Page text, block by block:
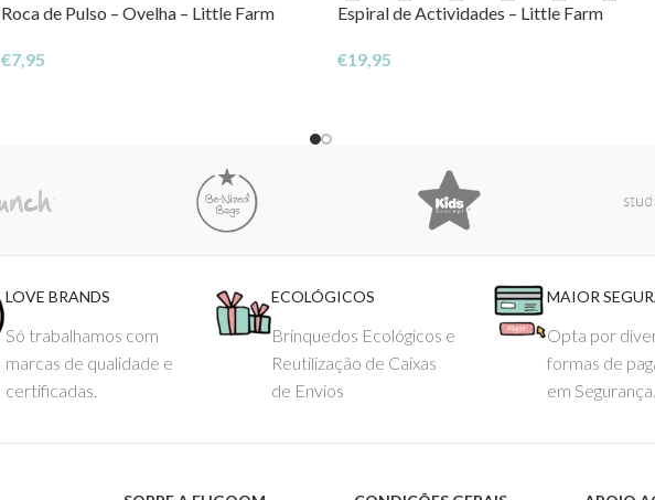
Roca de Pulso – Ovelha – Little Farm
€7,95
Espiral de Actividades – Little Farm
€19,95
LOVE BRANDS
Só trabalhamos com
marcas de qualidade e
certificadas.
ECOLÓGICOS
Brinquedos Ecológicos e
Reutilização de Caixas
de Envios
MAIOR
Opta por
formas de
em Segurança.